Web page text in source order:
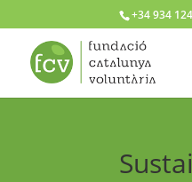
+34 934